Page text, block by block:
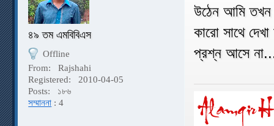
৪৯ তম এমবিবিএস
Offline
From:
Rajshahi
Registered:
2010-04-05
Posts:
১৮৬
সম্মাননা : 4
উঠেন আমি তখন
কারো সাথে
প্রশ্ন আসে